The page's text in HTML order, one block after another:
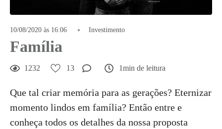
10/08/2020 às 16:06 Investimento
Família
1232 13 1min de leitura
Que tal criar memória para as gerações? Eternizar
momento lindos em família? Então entre e
conheça todos os detalhes da nossa proposta